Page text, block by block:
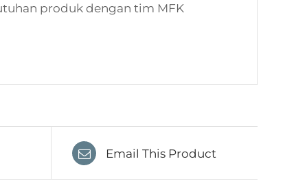
produk dengan tim MFK
Email This Product